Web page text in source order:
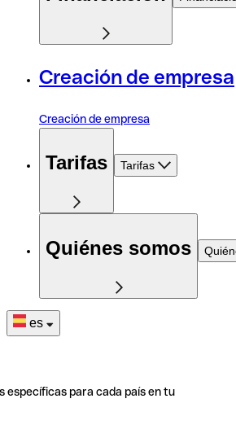
Creación de empresa
Creación de empresa
Tarifas Tarifas
Quiénes somos
es
específicas para cada país en tu